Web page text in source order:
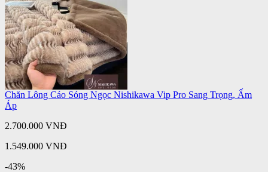
Chăn Lông Cáo Sóng Ngọc Nishikawa Vip Pro Sang Trọng, Ấm
Áp
2.700.000 VNĐ
1.549.000 VNĐ
-43%